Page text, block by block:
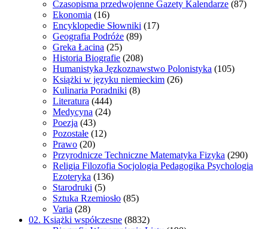
Czasopisma przedwojenne Gazety Kalendarze (87)
Ekonomia (16)
Encyklopedie Słowniki (17)
Geografia Podróże (89)
Greka Łacina (25)
Historia Biografie (208)
Humanistyka Jęzkoznawstwo Polonistyka (105)
Książki w języku niemieckim (26)
Kulinaria Poradniki (8)
Literatura (444)
Medycyna (24)
Poezja (43)
Pozostałe (12)
Prawo (20)
Przyrodnicze Techniczne Matematyka Fizyka (290)
Religia Filozofia Socjologia Pedagogika Psychologia
Ezoteryka (136)
Starodruki (5)
Sztuka Rzemiosło (85)
Varia (28)
02. Książki współczesne (8832)